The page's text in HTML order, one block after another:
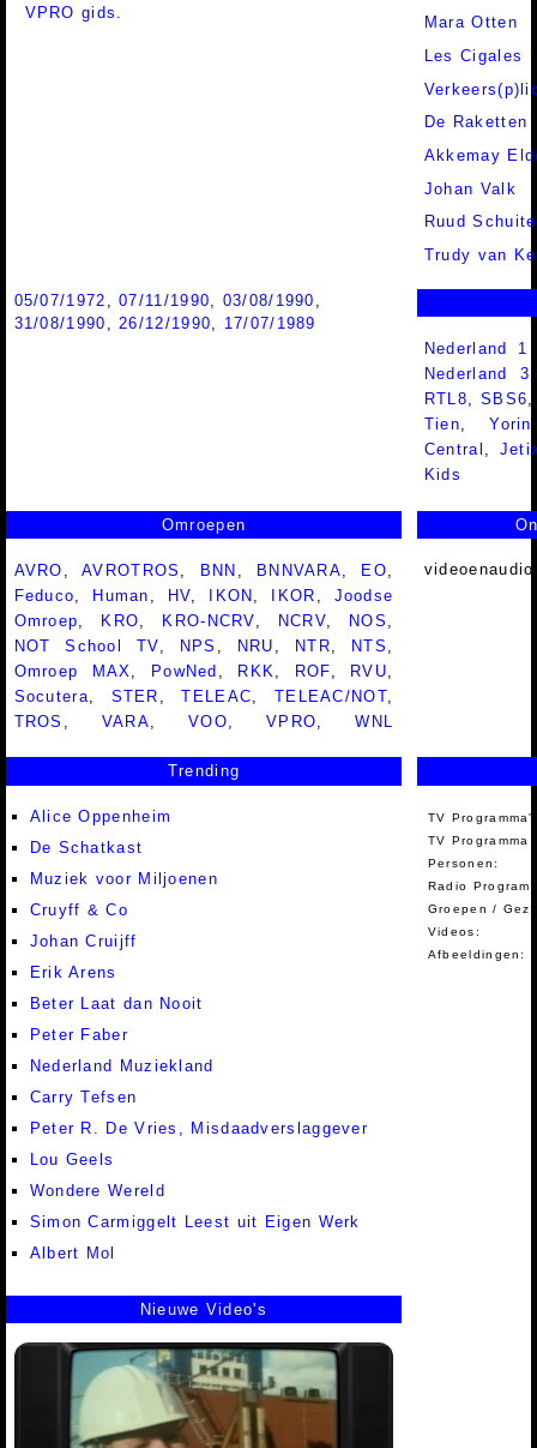
VPRO gids.
Mara Otten
Les Cigales
De Raketten
Akkemay
Johan Valk
Ruud
Trudy van
05/07/1972 ,07/11/1990 03/08/1990
31/08/1990
26/12/1990
17/07/1989
Nederland
Nederland
RTL8,SBS6
Tien,Yorin
Central ,
Kids
Omroepen
AVRO ,AVROTROS BNN BNNVARA EO
Feduco
Human HV IKON IKOR
Joodse
Omroep
KRO KRO-NCRV NCRV NOS
NOT School TV
NPS NRU NTR NTS
Omroep MAX
PowNed RKK ROF RVU
Socutera
STER ,TELEAC TELEAC/NOT
TROS
VARA ,VOO ,VPRO ,WNL
Trending
Alice Oppenheim
De Schatkast
Muziek voor Miljoenen
Cruyff & Co
Johan Cruijff
Erik Arens
Beter Laat dan Nooit
Peter Faber
Nederland Muziekland
Carry Tefsen
Peter R. De Vries, Misdaadverslaggever
Lou Geels
Wondere Wereld
Simon Carmiggelt Leest uit Eigen Werk
Albert Mol
TV
TV Programma
Personen:
Radio
Groepen /
Videos:
Afbeeldingen:
Nieuwe Video's